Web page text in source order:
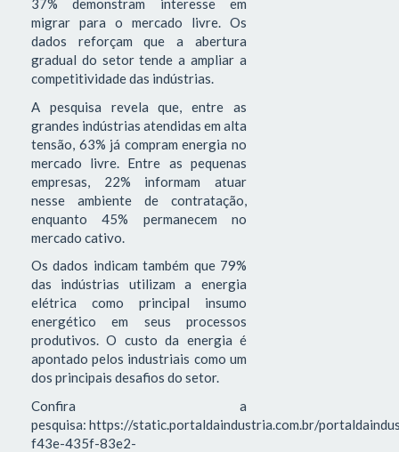
37% demonstram interesse em
migrar para o mercado livre. Os
dados reforçam que a abertura
gradual do setor tende a ampliar a
competitividade das indústrias.
A pesquisa revela que, entre as
grandes indústrias atendidas em alta
tensão, 63% já compram energia no
mercado livre. Entre as pequenas
empresas, 22% informam atuar
nesse ambiente de contratação,
enquanto 45% permanecem no
mercado cativo.
Os dados indicam também que 79%
das indústrias utilizam a energia
elétrica como principal insumo
energético em seus processos
produtivos. O custo da energia é
apontado pelos industriais como um
dos principais desafios do setor.
Confira a
pesquisa: https://static.portaldaindustria.com.br/
f43e-435f-83e2-